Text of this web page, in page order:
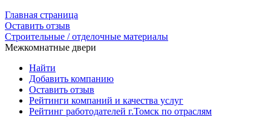
Главная страница
Оставить отзыв
Строительные / отделочные материалы
Межкомнатные двери
Найти
Добавить компанию
Оставить отзыв
Рейтинги компаний и качества услуг
Рейтинг работодателей г.Томск по отраслям